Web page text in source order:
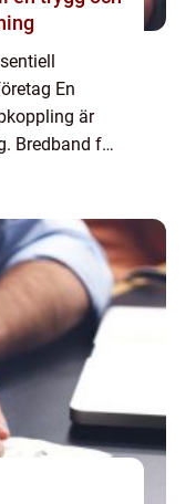
En
är
Bredband för